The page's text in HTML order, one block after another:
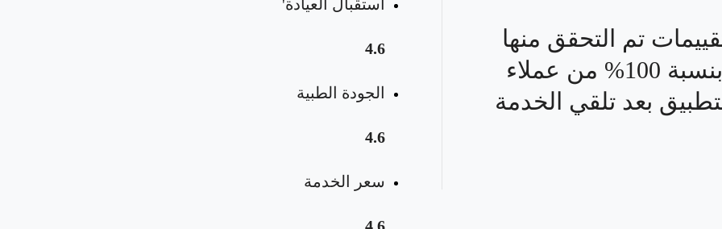
تم التحقق منها
بنسبة 100% من عملاء
بعد تلقي الخدمة
استقبال العيادة'
4.6
الجودة الطبية
4.6
سعر الخدمة